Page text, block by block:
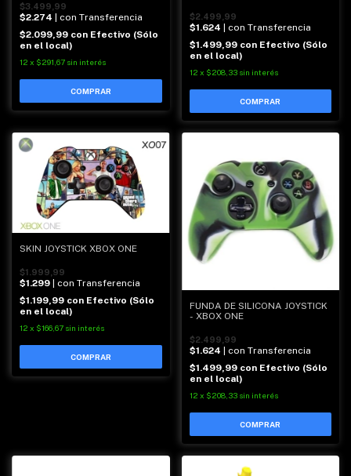
$3.499,99
$2.274 | con Transferencia
$2.099,99 con Efectivo (Sólo
en el local)
12 x $291,67 sin interés
$2.499,99
$1.624 | con Transferencia
$1.499,99 con Efectivo (Sólo
en el local)
12 x $208,33 sin interés
SKIN JOYSTICK XBOX ONE
$1.999,99
$1.299 | con Transferencia
$1.199,99 con Efectivo (Sólo
en el local)
12 x $166,67 sin interés
COMPRAR
FUNDA DE SILICONA JOYSTICK
- XBOX ONE
$2.499,99
$1.624
| con Transferencia
$1.499,99 con Efectivo (Sólo
en el local)
12 x $208,33 sin interés